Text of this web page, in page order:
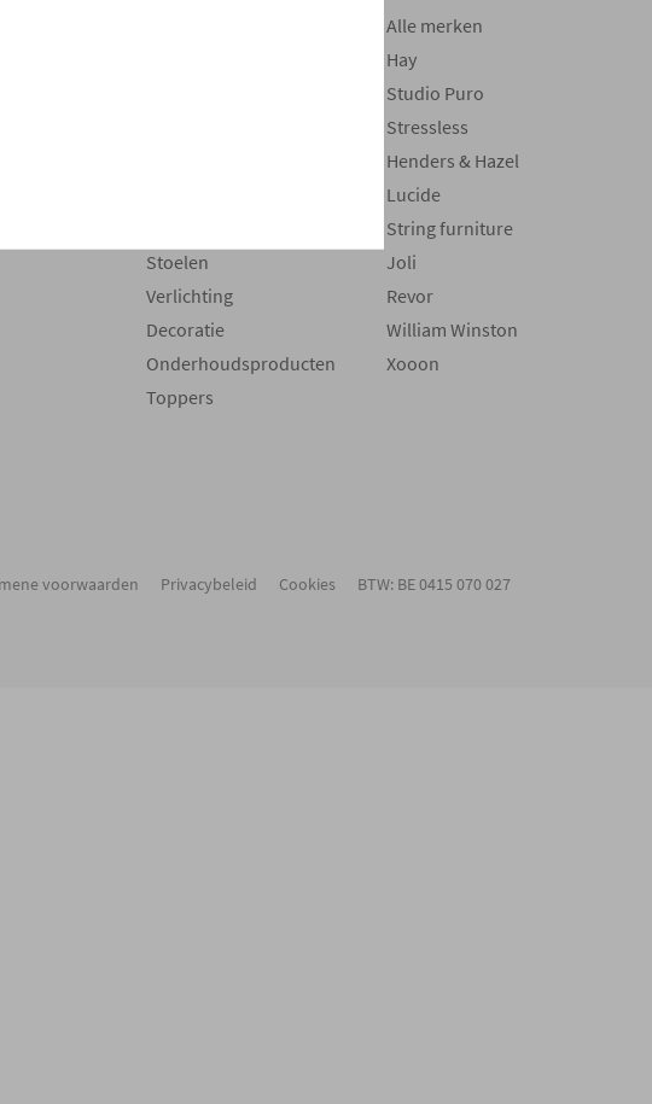
Stoelen
Verlichting
Decoratie
Onderhoudsproducten
Toppers
Alle merken
Hay
Studio Puro
Stressless
Henders & Hazel
Lucide
String furniture
Joli
Revor
William Winston
Xooon
voorwaarden Privacybeleid Cookies BTW: BE 0415 070 027